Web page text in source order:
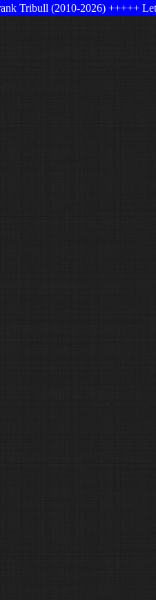
+++++ Letzte